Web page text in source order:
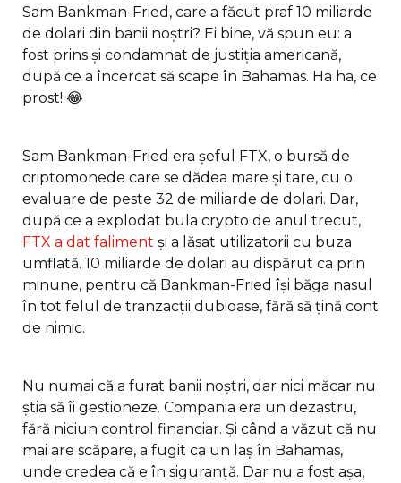
Sam Bankman-Fried, care a făcut praf 10 miliarde
de dolari din banii noștri? Ei bine, vă spun eu: a
fost prins și condamnat de justiția americană,
după ce a încercat să scape în Bahamas. Ha ha, ce
prost! 😂
Sam Bankman-Fried era șeful FTX, o bursă de
criptomonede care se dădea mare și tare, cu o
evaluare de peste 32 de miliarde de dolari. Dar,
după ce a explodat bula crypto de anul trecut,
FTX a dat faliment și a lăsat utilizatorii cu buza
umflată. 10 miliarde de dolari au dispărut ca prin
minune, pentru că Bankman-Fried își băga nasul
în tot felul de tranzacții dubioase, fără să țină cont
de nimic.
Nu numai că a furat banii noștri, dar nici măcar nu
știa să îi gestioneze. Compania era un dezastru,
fără niciun control financiar. Și când a văzut că nu
mai are scăpare, a fugit ca un laș în Bahamas,
unde credea că e în siguranță. Dar nu a fost așa,